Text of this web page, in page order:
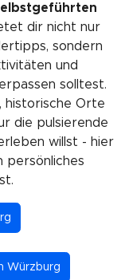
dir nicht nur
sondern
und
solltest.
historische Orte
die pulsierende
willst - hier
persönliches
Würzburg